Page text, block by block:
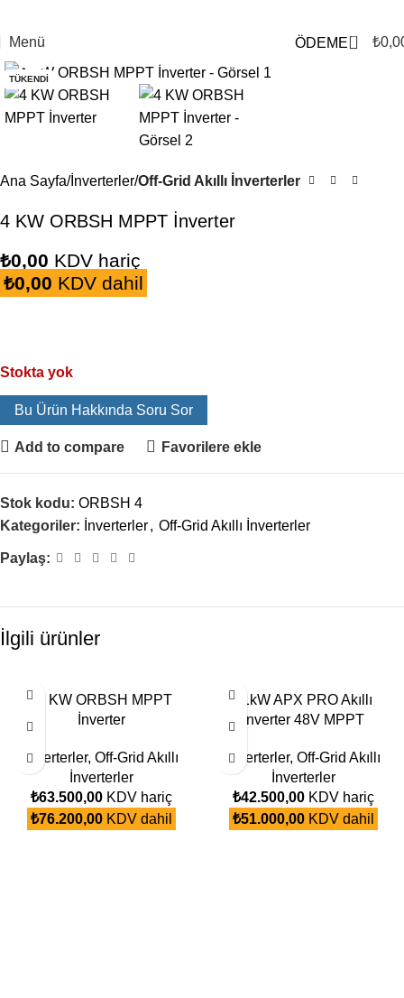
Menü ÖDEME 0 ₺
TÜKENDI
Ana Sayfa İnverterler Off-Grid Akıllı İnverterler
4 KW ORBSH MPPT İnverter
₺0,00 KDV hariç
₺0,00 KDV dahil
Stokta yok
Bu Ürün Hakkında Soru Sor
Add to compare Favorilere ekle
Stok kodu: ORBSH 4
Kategoriler: İnverterler, Off-Grid Akıllı İnverterler
Paylaş:
İlgili ürünler
11 KW ORBSH MPPT
İnverter
İnverterler, Off-Grid Akıllı
İnverterler
₺63.500,00KDV hariç
₺76.200,00KDV dahil
11kW APX PRO Akıllı
İnverter 48V MPPT
İnverterler, Off-Grid Akıllı
İnverterler
₺42.500,00KDV hariç
₺51.000,00KDV dahil